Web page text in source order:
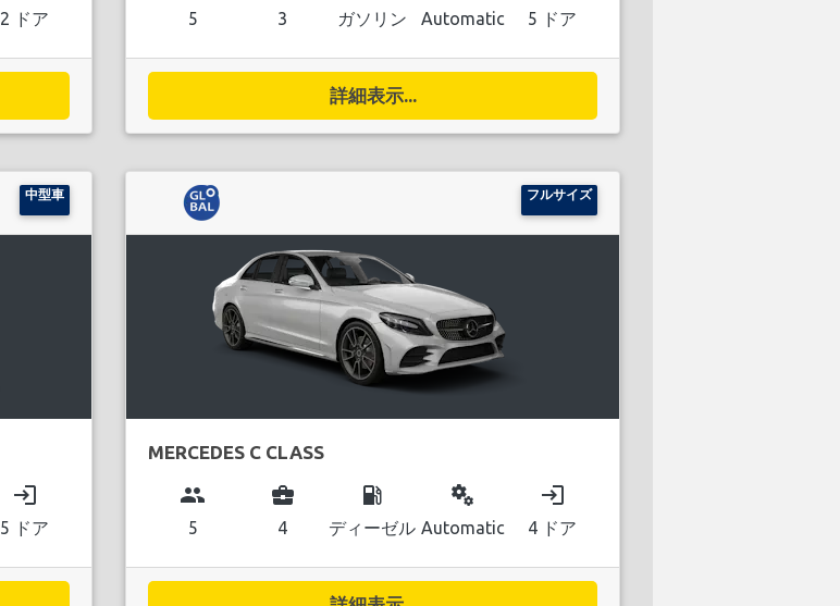
2 ドア 5 3 ガソリン Automatic 5 ドア
詳細表示...
中型車
login
5 ドア
フルサイズ
MERCEDES C CLASS
group
5
business_center
4
local_gas_station
ディーゼル
miscellaneous_services
Automatic
login
4 ドア